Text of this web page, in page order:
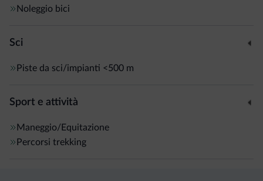
Noleggio bici
Sci
Piste da sci/impianti <500 m
Sport e attività
Maneggio/Equitazione
Percorsi trekking